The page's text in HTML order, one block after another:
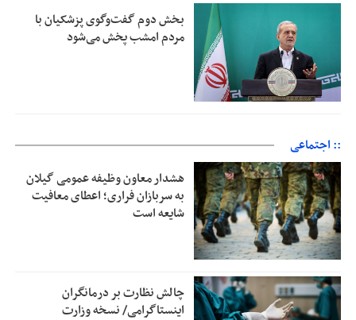
بخش دوم گفت‌وگوی پزشکیان با
مردم امشب پخش می‌شود
:: اجتماعی
هشدار معاون وظیفه عمومی گیلان
به سربازان فراری؛ اعطای معافیت
شایعه است
چالش نظارت بر درمانگران
اینستاگرامی/ نسخه وزارت